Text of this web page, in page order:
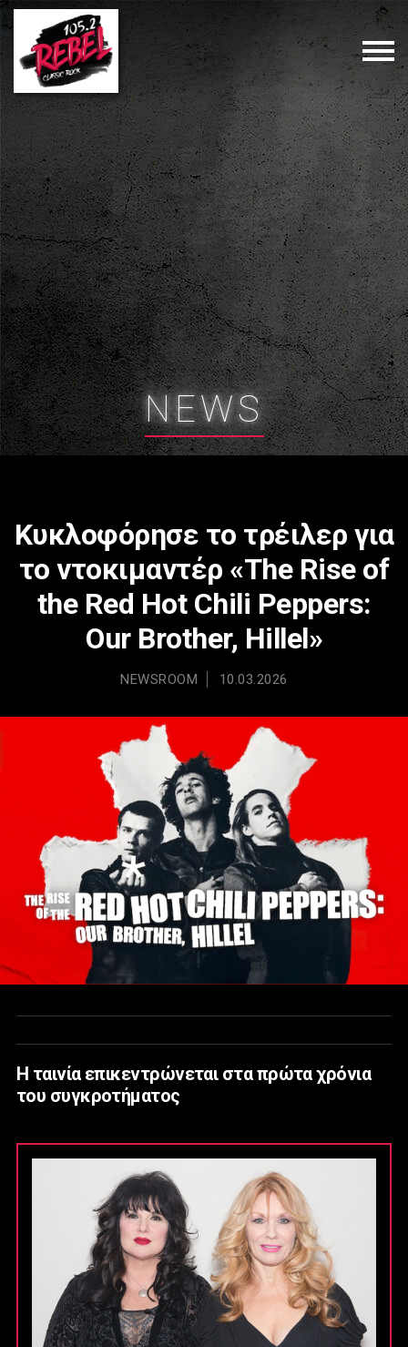
NEWS
Κυκλοφόρησε το τρέιλερ για
το ντοκιμαντέρ «The Rise of
the Red Hot Chili Peppers:
Our Brother, Hillel»
NEWSROOM 10.03.2026
Η ταινία επικεντρώνεται στα πρώτα χρόνια
του συγκροτήματος